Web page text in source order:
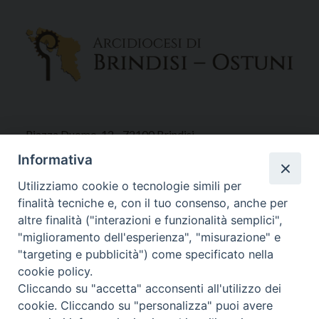
Piazza Duomo, 12 - 72100 Brindisi
Tel 0831.521958
Fax 0831.528315
Orari Curia
Mar. / Mer. / Giov. ore 9 - 13
nei mesi estivi solo Martedì ore 9 - 13
Informativa
Utilizziamo cookie o tecnologie simili per
finalità tecniche e, con il tuo consenso, anche per
altre finalità ("interazioni e funzionalità semplici",
"miglioramento dell'esperienza", "misurazione" e
"targeting e pubblicità") come specificato nella
cookie policy.
Cliccando su "accetta" acconsenti all'utilizzo dei
cookie. Cliccando su "personalizza" puoi avere